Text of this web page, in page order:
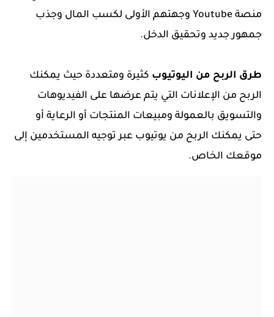
منصة Youtube وجهتهم الأولى لكسب المال وجذب
جمهور جديد وتحقيق الدخل.
طرق الربح من اليوتيوب كثيرة ومتعددة حيث يمكنك
الربح من الإعلانات التي يتم عرضها على الفيديوهات
والتسويق بالعمولة ومبيعات المنتجات أو الرعاية أو
حتى يمكنك الربح من يوتيوب عبر توجيه المستخدمين إلى
موقعك الخاص.